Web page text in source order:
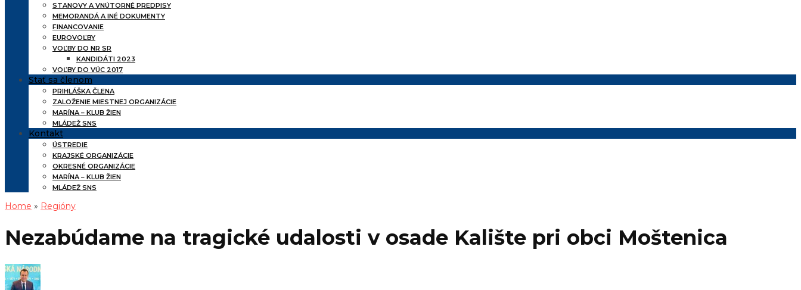
STANOVY A VNÚTORNÉ PREDPISY
MEMORANDÁ A INÉ DOKUMENTY
FINANCOVANIE
EUROVOĽBY
VOĽBY DO NR SR
KANDIDÁTI 2023
VOĽBY DO VÚC 2017
Stať sa členom
PRIHLÁŠKA ČLENA
ZALOŽENIE MIESTNEJ ORGANIZÁCIE
MARÍNA – KLUB ŽIEN
MLÁDEŽ SNS
Kontakt
ÚSTREDIE
KRAJSKÉ ORGANIZÁCIE
OKRESNÉ ORGANIZÁCIE
MARÍNA – KLUB ŽIEN
MLÁDEŽ SNS
Home » Regióny
Nezabúdame na tragické udalosti v osade Kalište pri obci Moštenica